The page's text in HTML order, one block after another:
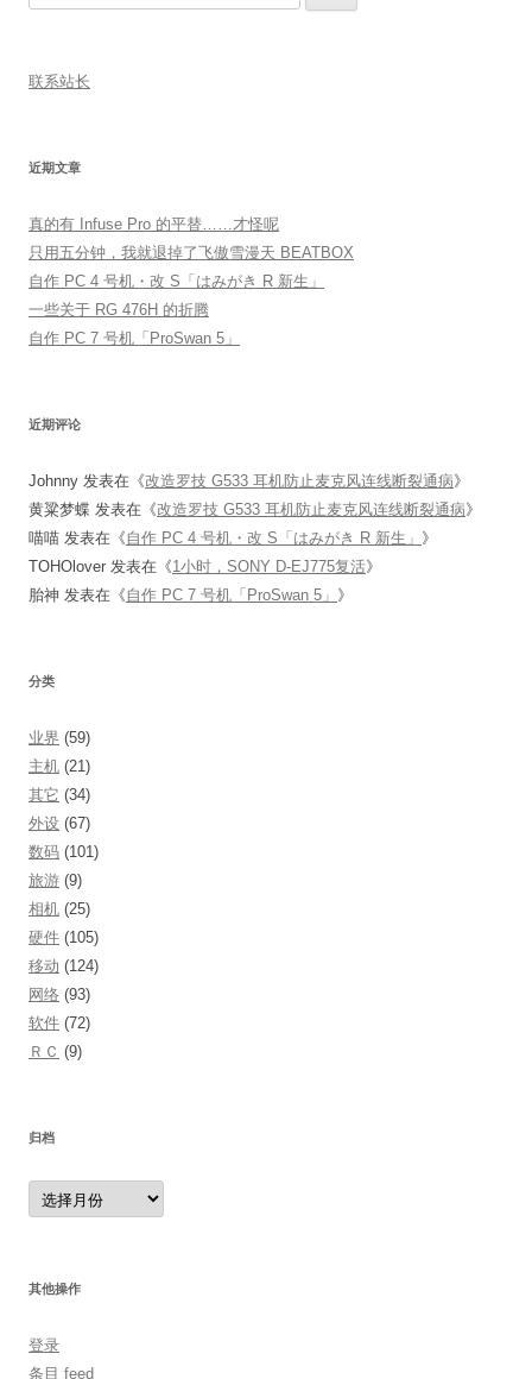
联系站长
近期文章
真的有 Infuse Pro 的平替……才怪呢
只用五分钟，我就退掉了飞傲雪漫天 BEATBOX
自作 PC 4 号机・改 S「はみがき R 新生」
一些关于 RG 476H 的折腾
自作 PC 7 号机「ProSwan 5」
近期评论
Johnny 发表在《改造罗技 G533 耳机防止麦克风连线断裂通病》
黄粱梦蝶 发表在《改造罗技 G533 耳机防止麦克风连线断裂通病》
喵喵 发表在《自作 PC 4 号机・改 S「はみがき R 新生」 》
TOHOlover 发表在《1小时，SONY D-EJ775复活》
胎神 发表在《自作 PC 7 号机「ProSwan 5」 》
分类
业界 (59)
主机 (21)
其它 (34)
外设 (67)
数码 (101)
旅游 (9)
相机 (25)
硬件 (105)
移动 (124)
网络 (93)
软件 (72)
ＲＣ (9)
归档
归
档
其他操作
登录
条目 feed